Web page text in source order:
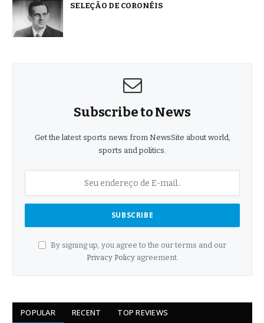
SELEÇÃO DE CORONÉIS
Subscribe to News
Get the latest sports news from NewsSite about world,
sports and politics.
By signing up, you agree to the our terms and our
Privacy Policyagreement.
POPULAR RECENT TOP REVIEWS